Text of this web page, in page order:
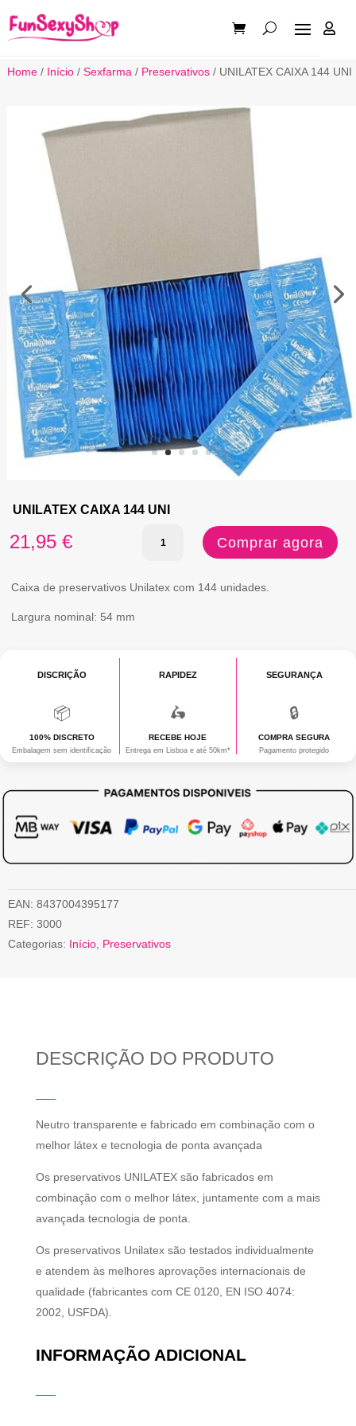

Home/ Início/ Sexfarma / Preservativos/ UNILATEX CAIXA 144 UNI
UNILATEX CAIXA 144 UNI
21,95 €
Quantidade
UNILATEX
Comprar agora
Caixa de preservativos Unilatex com 144 unidades.
Largura nominal: 54 mm
DISCRIÇÃO
📦
100% DISCRETO
Embalagem sem identificação
RAPIDEZ
🛵
RECEBE HOJE
Entrega em Lisboa e até 50km*
SEGURANÇA
🔒
COMPRA SEGURA
Pagamento protegido
EAN: 8437004395177
REF: 3000
Categorias: Início, Preservativos
DESCRIÇÃO DO PRODUTO
Neutro transparente e fabricado em combinação com o
melhor látex e tecnologia de ponta avançada
Os preservativos UNILATEX são fabricados em
combinação com o melhor látex, juntamente com a mais
avançada tecnologia de ponta.
Os preservativos Unilatex são testados individualmente
e atendem às melhores aprovações internacionais de
qualidade (fabricantes com CE 0120, EN ISO 4074:
2002, USFDA).
INFORMAÇÃO ADICIONAL